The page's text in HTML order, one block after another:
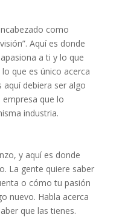
como
Aquí es donde
a ti y lo que
que es único acerca
aquí debiera ser algo
que lo
industria.
y aquí es donde
La gente quiere saber
o cómo tu pasión
nuevo. Habla acerca
que las tienes.